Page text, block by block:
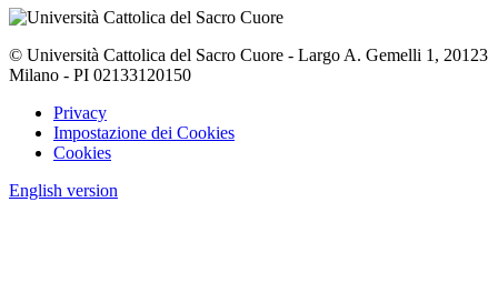
© Università Cattolica del Sacro Cuore - Largo A. Gemelli 1, 20123
Milano - PI 02133120150
Privacy
Impostazione dei Cookies
Cookies
English version